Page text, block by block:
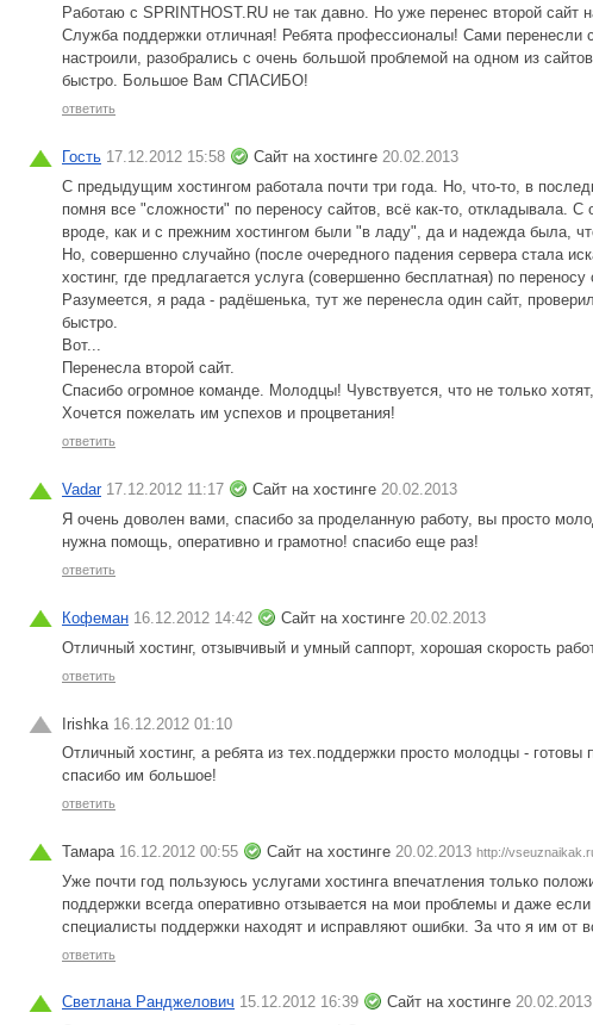
Работаю с SPRINTHOST.RU не так давно. Но уже перенес второй сайт
Служба поддержки отличная! Ребята профессионалы! Сами перенесли
настроили, разобрались с очень большой проблемой на одном из
быстро. Большое Вам СПАСИБО!
ответить
Гость 17.12.2012 15:58 Сайт на хостинге 20.02.2013
С предыдущим хостингом работала почти три года. Но, что-то, в
помня все "сложности" по переносу сайтов, всё как-то, откладывала. С
вроде, как и с прежним хостингом были "в ладу", да и надежда была,
Но, совершенно случайно (после очередного падения сервера стала
хостинг, где предлагается услуга (совершенно бесплатная) по переносу
Разумеется, я рада - радёшенька, тут же перенесла один сайт,
быстро.
Вот...
Перенесла второй сайт.
Спасибо огромное команде. Молодцы! Чувствуется, что не только
Хочется пожелать им успехов и процветания!
ответить
Vadar 17.12.2012 11:17 Сайт на хостинге 20.02.2013
Я очень доволен вами, спасибо за проделанную работу, вы просто
нужна помощь, оперативно и грамотно! спасибо еще раз!
ответить
Кофеман 16.12.2012 14:42 Сайт на хостинге 20.02.2013
Отличный хостинг, отзывчивый и умный саппорт, хорошая скорость
ответить
Irishka 16.12.2012 01:10
Отличный хостинг, а ребята из тех.поддержки просто молодцы -
спасибо им большое!
ответить
Тамара 16.12.2012 00:55 Сайт на хостинге 20.02.2013 http://
Уже почти год пользуюсь услугами хостинга впечатления только
поддержки всегда оперативно отзывается на мои проблемы и даже
специалисты поддержки находят и исправляют ошибки. За что я им от
ответить
Светлана Ранджелович 15.12.2012 16:39 Сайт на хостинге 20.02.2013